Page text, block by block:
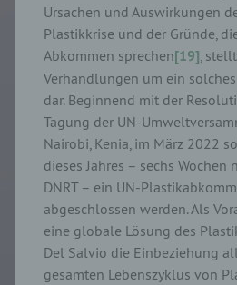
Ursachen und Auswirkungen
Plastikkrise und der Gründe,
Abkommen sprechen[19] ,
Verhandlungen um ein
dar. Beginnend mit der
Tagung der UN-
Nairobi, Kenia, im März 2022
dieses Jahres – sechs Wochen
DNRT – ein UN-
abgeschlossen werden. Als
eine globale Lösung des
Del Salvio die Einbeziehung
gesamten Lebenszyklus von